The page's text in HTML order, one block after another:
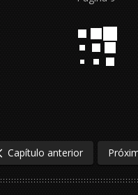
Capítulo anterior